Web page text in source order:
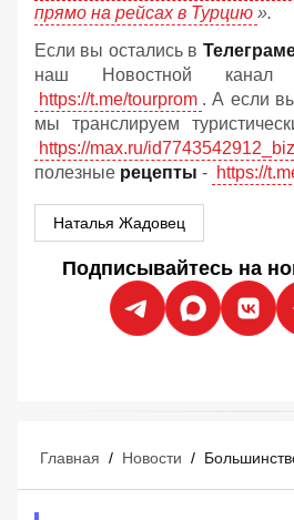
прямо на рейсах в Турцию ».
Если вы остались в
наш Новостной
https://t.me/tourprom . А если
мы транслируем
https://max.ru/id7743542912_biz
полезные рецепты - https://
Наталья Жадовец
Подписывайтесь на
Главная / Новости /